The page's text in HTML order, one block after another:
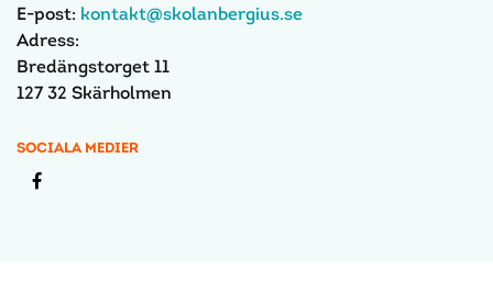
E-post: kontakt@skolanbergius.se
Adress:
Bredängstorget 11
127 32 Skärholmen
SOCIALA MEDIER